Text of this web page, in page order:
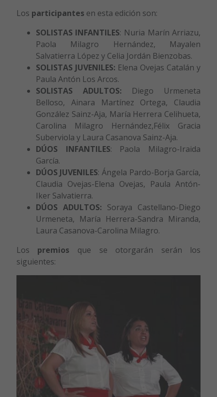
Los participantesen esta edición son:
SOLISTAS INFANTILES: Nuria Marín Arriazu,
Paola Milagro Hernández, Mayalen
Salvatierra López y Celia Jordán Bienzobas.
SOLISTAS JUVENILES: Elena Ovejas Catalán y
Paula Antón Los Arcos.
SOLISTAS ADULTOS: Diego Urmeneta
Belloso, Ainara Martínez Ortega, Claudia
González Sainz-Aja, María Herrera Celihueta,
Carolina Milagro Hernández,Félix Gracia
Suberviola y Laura Casanova Sainz-Aja.
DÚOS INFANTILES: Paola Milagro-Iraida
García.
DÚOS JUVENILES: Ángela Pardo-Borja García,
Claudia Ovejas-Elena Ovejas, Paula Antón-
Iker Salvatierra.
DÚOS ADULTOS: Soraya Castellano-Diego
Urmeneta, María Herrera-Sandra Miranda,
Laura Casanova-Carolina Milagro.
Los premios que se otorgarán serán los
siguientes: